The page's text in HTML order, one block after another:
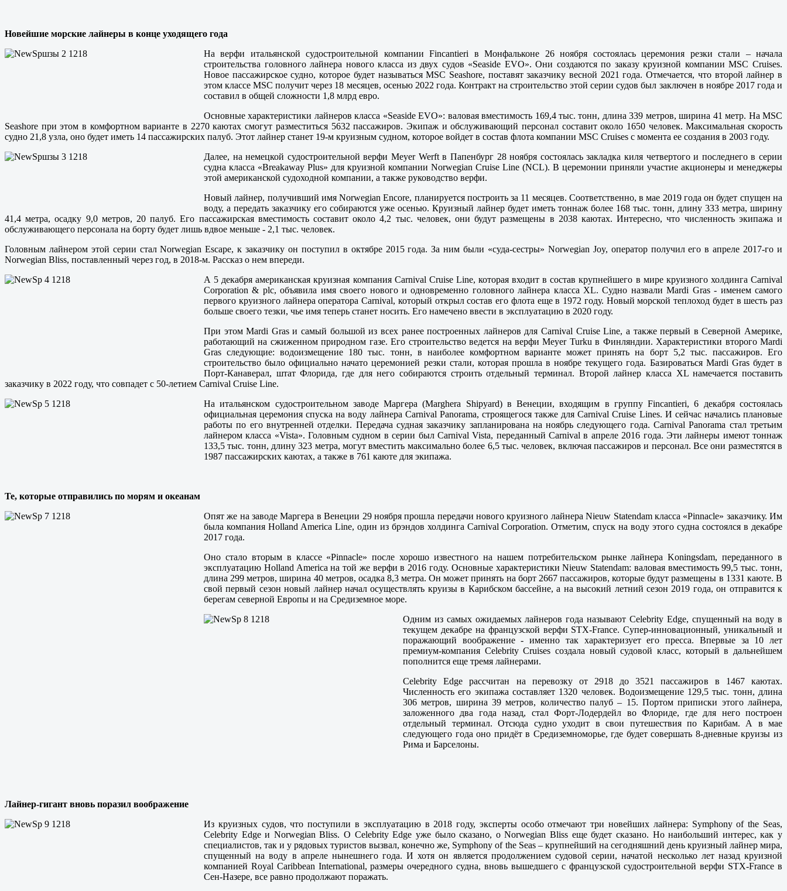
Новейшие морские лайнеры в конце уходящего года
На верфи итальянской судостроительной компании Fincantieri в Монфальконе 26 ноября состоялась церемония резки стали – начала
строительства головного лайнера нового класса из двух судов «Seaside EVO». Они создаются по заказу круизной компании MSC Cruises.
Новое пассажирское судно, которое будет называться MSC Seashore, поставят заказчику весной 2021 года. Отмечается, что второй лайнер в
этом классе MSC получит через 18 месяцев, осенью 2022 года. Контракт на строительство этой серии судов был заключен в ноябре 2017 года и
составил в общей сложности 1,8 млрд евро.
Основные характеристики лайнеров класса «Seaside EVO»: валовая вместимость 169,4 тыс. тонн, длина 339 метров, ширина 41 метр. На MSC
Seashore при этом в комфортном варианте в 2270 каютах смогут разместиться 5632 пассажиров. Экипаж и обслуживающий персонал составит около 1650 человек. Максимальная скорость
судно 21,8 узла, оно будет иметь 14 пассажирских палуб. Этот лайнер станет 19-м круизным судном, которое войдет в состав флота компании MSC Cruises с момента ее создания в 2003 году.
Далее, на немецкой судостроительной верфи Meyer Werft в Папенбург 28 ноября состоялась закладка киля четвертого и последнего в серии
судна класса «Breakaway Plus» для круизной компании Norwegian Cruise Line (NCL). В церемонии приняли участие акционеры и менеджеры
этой американской судоходной компании, а также руководство верфи.
Новый лайнер, получивший имя Norwegian Encore, планируется построить за 11 месяцев. Соответственно, в мае 2019 года он будет спущен на
воду, а передать заказчику его собираются уже осенью. Круизный лайнер будет иметь тоннаж более 168 тыс. тонн, длину 333 метра, ширину
41,4 метра, осадку 9,0 метров, 20 палуб. Его пассажирская вместимость составит около 4,2 тыс. человек, они будут размещены в 2038 каютах. Интересно, что численность экипажа и
обслуживающего персонала на борту будет лишь вдвое меньше - 2,1 тыс. человек.
Головным лайнером этой серии стал Norwegian Escape, к заказчику он поступил в октябре 2015 года. За ним были «суда-сестры» Norwegian Joy, оператор получил его в апреле 2017-го и
Norwegian Bliss, поставленный через год, в 2018-м. Рассказ о нем впереди.
А 5 декабря американская круизная компания Carnival Cruise Line, которая входит в состав крупнейшего в мире круизного холдинга Carnival
Corporation & plc, объявила имя своего нового и одновременно головного лайнера класса XL. Судно назвали Mardi Gras - именем самого
первого круизного лайнера оператора Carnival, который открыл состав его флота еще в 1972 году. Новый морской теплоход будет в шесть раз
больше своего тезки, чье имя теперь станет носить. Его намечено ввести в эксплуатацию в 2020 году.
При этом Mardi Gras и самый большой из всех ранее построенных лайнеров для Carnival Cruise Line, а также первый в Северной Америке,
работающий на сжиженном природном газе. Его строительство ведется на верфи Meyer Turku в Финляндии. Характеристики второго Mardi
Gras следующие: водоизмещение 180 тыс. тонн, в наиболее комфортном варианте может принять на борт 5,2 тыс. пассажиров. Его
строительство было официально начато церемонией резки стали, которая прошла в ноябре текущего года. Базироваться Mardi Gras будет в
Порт-Канаверал, штат Флорида, где для него собираются строить отдельный терминал. Второй лайнер класса XL намечается поставить
заказчику в 2022 году, что совпадет с 50-летием Carnival Cruise Line.
На итальянском судостроительном заводе Маргера (Marghera Shipyard) в Венеции, входящим в группу Fincantieri,6 декабрясостоялась
официальная церемония спуска на воду лайнера Carnival Panorama, строящегося также для Carnival Cruise Lines. И сейчас начались плановые
работы по его внутренней отделки. Передача судная заказчику запланирована на ноябрь следующего года. Carnival Panorama стал третьим
лайнером класса «Vista». Головным судном в серии был Carnival Vista, переданный Carnival в апреле 2016 года. Эти лайнеры имеют тоннаж
133,5 тыс. тонн, длину 323 метра, могут вместить максимально более 6,5 тыс. человек, включая пассажиров и персонал. Все они разместятся в
1987 пассажирских каютах, а также в 761 каюте для экипажа.
Те, которые отправились по морям и океанам
Опят же на заводе Маргера в Венеции 29 ноября прошла передачи нового круизного лайнера Nieuw Statendam класса «Pinnacle» заказчику. Им
была компания Holland America Line, один из брэндов холдинга Carnival Corporation. Отметим, спуск на воду этого судна состоялся в декабре
2017 года.
Оно стало вторым в классе «Pinnacle» после хорошо известного на нашем потребительском рынке лайнера Koningsdam, переданного в
эксплуатацию Holland America на той же верфи в 2016 году. Основные характеристики Nieuw Statendam: валовая вместимость 99,5 тыс. тонн,
длина 299 метров, ширина 40 метров, осадка 8,3 метра. Он может принять на борт 2667 пассажиров, которые будут размещены в 1331 каюте. В
свой первый сезон новый лайнер начал осуществлять круизы в Карибском бассейне, а на высокий летний сезон 2019 года, он отправится к
берегам северной Европы и на Средиземное море.
Одним из самых ожидаемых лайнеров года называют Celebrity Edge, спущенный на воду в
текущем декабре на французской верфи STX-France. Супер-инновационный, уникальный и
поражающий воображение - именно так характеризует его пресса. Впервые за 10 лет
премиум-компания Celebrity Cruises создала новый судовой класс, который в дальнейшем
пополнится еще тремя лайнерами.
Celebrity Edge рассчитан на перевозку от 2918 до 3521 пассажиров в 1467 каютах.
Численность его экипажа составляет 1320 человек. Водоизмещение 129,5 тыс. тонн, длина
306 метров, ширина 39 метров, количество палуб – 15. Портом приписки этого лайнера,
заложенного два года назад, стал Форт-Лодердейл во Флориде, где для него построен
отдельный терминал. Отсюда судно уходит в свои путешествия по Карибам. А в мае
следующего года оно придёт в Средиземноморье, где будет совершать 8-дневные круизы из
Рима и Барселоны.
Лайнер-гигант вновь поразил воображение
Из круизных судов, что поступили в эксплуатацию в 2018 году, эксперты особо отмечают три новейших лайнера: Symphony of the Seas,
Celebrity Edge и Norwegian Bliss. О Celebrity Edge уже было сказано, о Norwegian Bliss еще будет сказано. Но наибольший интерес, как у
специалистов, так и у рядовых туристов вызвал, конечно же, Symphony of the Seas – крупнейший на сегодняшний день круизный лайнер мира,
спущенный на воду в апреле нынешнего года. И хотя он является продолжением судовой серии, начатой несколько лет назад круизной
компанией Royal Caribbean International, размеры очередного судна, вновь вышедшего с французской судостроительной верфи STX-France в
Сен-Назере, все равно продолжают поражать.